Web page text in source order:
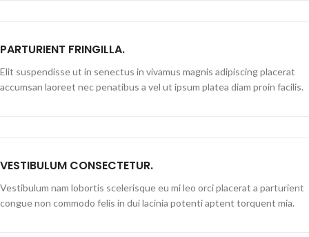
PARTURIENT FRINGILLA.
Elit suspendisse ut in senectus in vivamus magnis adipiscing placerat
accumsan laoreet nec penatibus a vel ut ipsum platea diam proin facilis.
VESTIBULUM CONSECTETUR.
Vestibulum nam lobortis scelerisque eu mi leo orci placerat a parturient
congue non commodo felis in dui lacinia potenti aptent torquent mia.